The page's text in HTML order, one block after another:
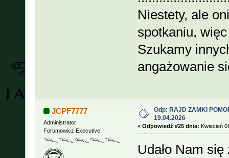
Niestety, ale
spotkaniu,
Szukamy
angażowanie
JCPF7777
Administrator
Forumowicz Executive
Odp: RAJD ZAMKI
19.04.2026
« Odpowiedź #25 dnia: Kwiecień
Udało Nam